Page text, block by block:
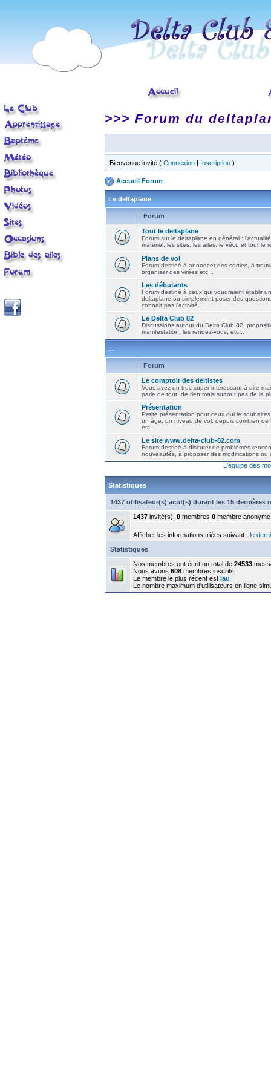
>>> Forum du
Bienvenue invité ( Connexion | Inscription )
Accueil Forum
Le deltaplane
Forum
Tout le deltaplane
Forum sur le deltaplane en général :
matériel, les sites, les ailes, le vécu et tout le
Plans de vol
Forum destiné à annoncer des sorties, à
organiser des virées etc...
Les débutants
Forum destiné à ceux qui voudraient établir
deltaplane ou simplement poser des
connait pas l'activité.
Le Delta Club 82
Discussions autour du Delta Club 82,
manifestation, les rendez-vous, etc...
...
Forum
Le comptoir des deltistes
Vous avez un truc super intéressant à dire
parle de tout, de rien mais surtout pas de la
Présentation
Petite présentation pour ceux qui le
un âge, un niveau de vol, depuis combien de
etc...
Le site www.delta-club-82.com
Forum destiné à discuter de problèmes
nouveautés, à proposer des modifications ou
L'équipe des
Statistiques
1437 utilisateur(s) actif(s) durant les 15 dernières
1437 invité(s), 0 membres 0 membre anonyme
Afficher les informations triées suivant : le
Statistiques
Nos membres ont écrit un total de 24533
Nous avons 608 membres inscrits
Le membre le plus récent est lau
Le nombre maximum d'utilisateurs en ligne